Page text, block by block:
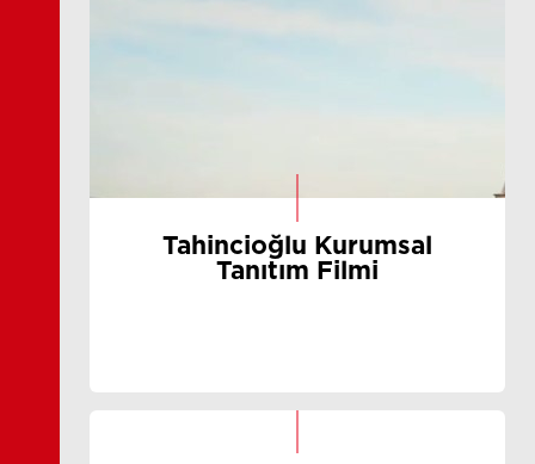
Tahincioğlu Kurumsal
Tanıtım Filmi